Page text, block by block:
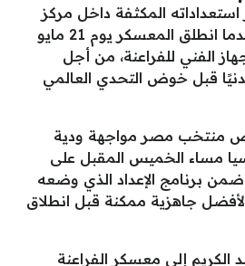
المكثفة داخل مركز
المنتخبات الوطنية، بعدما انطلق المعسكر يوم 21 مايو
الفني للفراعنة، من أجل
قبل خوض التحدي العالمي
منتخب مصر مواجهة ودية
مساء الخميس المقبل على
ضمن برنامج الإعداد الذي وضعه
جاهزية ممكنة قبل انطلاق
الكريم إلى معسكر الفراعنة